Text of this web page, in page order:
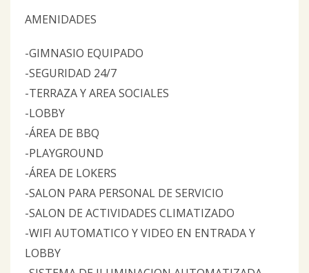
AMENIDADES
-GIMNASIO EQUIPADO
-SEGURIDAD 24/7
-TERRAZA Y AREA SOCIALES
-LOBBY
-ÁREA DE BBQ
-PLAYGROUND
-ÁREA DE LOKERS
-SALON PARA PERSONAL DE SERVICIO
-SALON DE ACTIVIDADES CLIMATIZADO
-WIFI AUTOMATICO Y VIDEO EN ENTRADA Y
LOBBY